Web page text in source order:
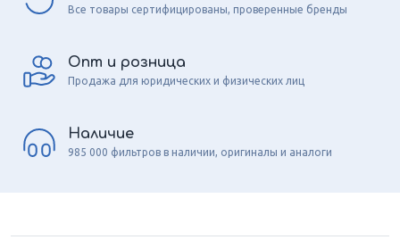
Все товары сертифицированы, проверенные бренды
Опт и розница
Продажа для юридических и физических лиц
Наличие
985 000 фильтров в наличии, оригиналы и аналоги